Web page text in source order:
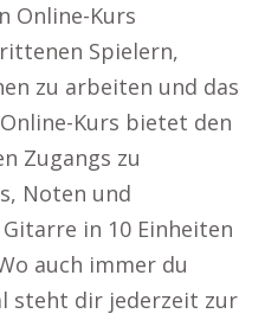
Online-Kurs
Spielern,
zu arbeiten und das
Kurs bietet den
Zugangs zu
Noten und
in 10 Einheiten
auch immer du
steht dir jederzeit zur